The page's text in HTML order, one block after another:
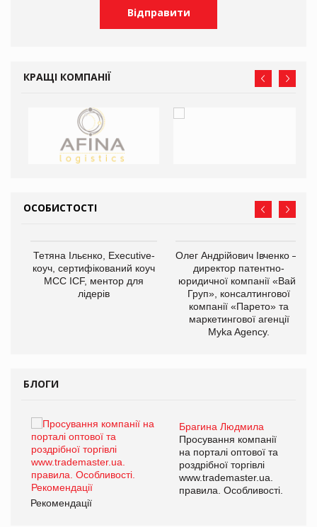
КРАЩІ КОМПАНІЇ
ОСОБИСТОСТІ
Тетяна Ільєнко, Executive-
коуч, сертифікований коуч
МСС ICF, ментор для
лідерів
Олег Андрійович Івченко —
директор патентно-
юридичної компанії «Вайз
Груп», консалтингової
компанії «Парето» та
маркетингової агенції
Myka Agency.
БЛОГИ
Брагина Людмила
Просування компанії
на порталі оптової та
роздрібної торгівлі
www.trademaster.ua.
правила. Особливості.
Рекомендації